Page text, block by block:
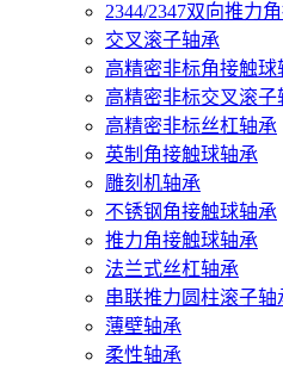
2344/2347双向推力
交叉滚子轴承
高精密非标角接触球
高精密非标交叉滚子
高精密非标丝杠轴承
英制角接触球轴承
雕刻机轴承
不锈钢角接触球轴承
推力角接触球轴承
法兰式丝杠轴承
串联推力圆柱滚子轴
薄壁轴承
柔性轴承